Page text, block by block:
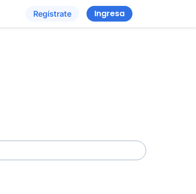
Regístrate Ingresa